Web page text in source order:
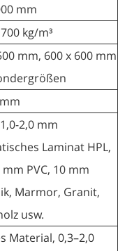
mm
kg/m³
mm, 600 x 600 mm
2,0 mm
Laminat HPL,
mm PVC, 10 mm
Marmor, Granit,
usw.
Material, 0,3–2,0